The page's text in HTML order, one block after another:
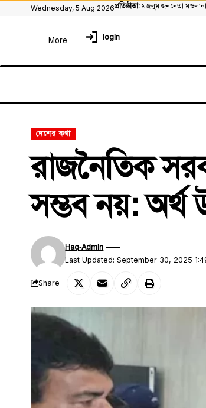
Wednesday, 5 Aug 2026প্রতিষ্ঠাতা:মজলুম জননেতা
login
দেশের কথা
রাজনৈতিক
সম্ভব নয়: অর্থ
Last Updated: September 30, 2025
Haq-Admin
Share